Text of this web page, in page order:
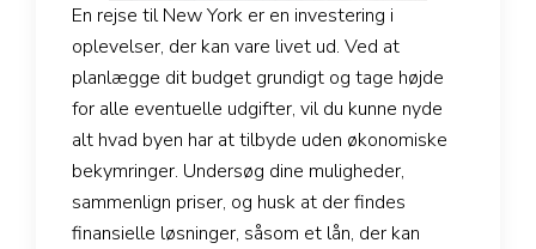
En rejse til New York er en investering i
oplevelser, der kan vare livet ud. Ved at
planlægge dit budget grundigt og tage højde
for alle eventuelle udgifter, vil du kunne nyde
alt hvad byen har at tilbyde uden økonomiske
bekymringer. Undersøg dine muligheder,
sammenlign priser, og husk at der findes
finansielle løsninger, såsom et lån, der kan